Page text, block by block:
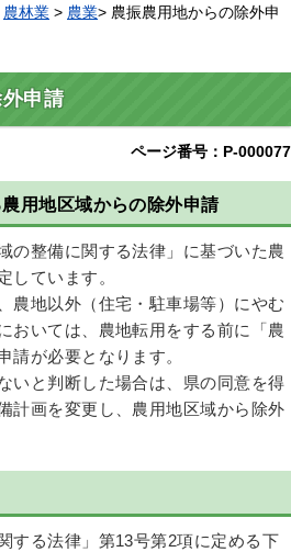
農林業 > 農業> 農振農用地からの除外申
申請
ページ番号：P-000077
用地区域からの除外申請
の整備に関する法律」に基づいた農
しています。
農地以外（住宅・駐車場等）にやむ
おいては、農地転用をする前に「農
請が必要となります。
いと判断した場合は、県の同意を得
計画を変更し、農用地区域から除外
する法律」第13号第2項に定める下